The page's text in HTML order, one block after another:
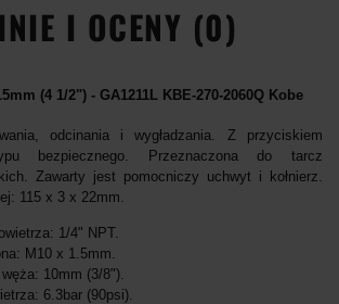
I OCENY (0)
(4 1/2") - GA1211L KBE-270-2060Q Kobe
odcinania i wygładzania. Z przyciskiem
bezpiecznego. Przeznaczona do tarcz
Zawarty jest pomocniczy uchwyt i kołnierz.
115 x 3 x 22mm.
1/4" NPT.
M10 x 1.5mm.
10mm (3/8").
6.3bar (90psi).